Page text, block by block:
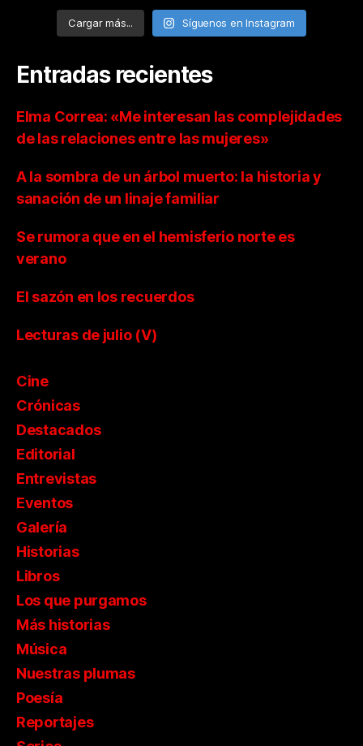
Cargar más... Síguenos en Instagram
Entradas recientes
Elma Correa: «Me interesan las complejidades
de las relaciones entre las mujeres»
A la sombra de un árbol muerto: la historia y
sanación de un linaje familiar
Se rumora que en el hemisferio norte es
verano
El sazón en los recuerdos
Lecturas de julio (V)
Cine
Crónicas
Destacados
Editorial
Entrevistas
Eventos
Galería
Historias
Libros
Los que purgamos
Más historias
Música
Nuestras plumas
Poesía
Reportajes